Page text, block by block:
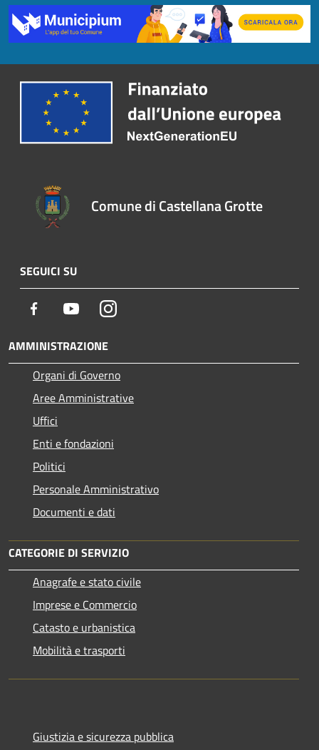
Comune di Castellana Grotte
SEGUICI SU
Facebook YoutubeInstagram
AMMINISTRAZIONE
Organi di Governo
Aree Amministrative
Uffici
Enti e fondazioni
Politici
Personale Amministrativo
Documenti e dati
CATEGORIE DI SERVIZIO
Anagrafe e stato civile
Imprese e Commercio
Catasto e urbanistica
Mobilità e trasporti
Giustizia e sicurezza pubblica